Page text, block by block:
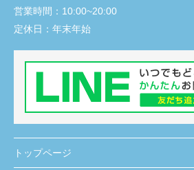
営業時間： 10:00~20:00
定休日： 年末年始
トップページ